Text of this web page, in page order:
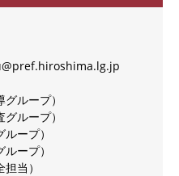
グループ
グループ
ループ
ループ
担当